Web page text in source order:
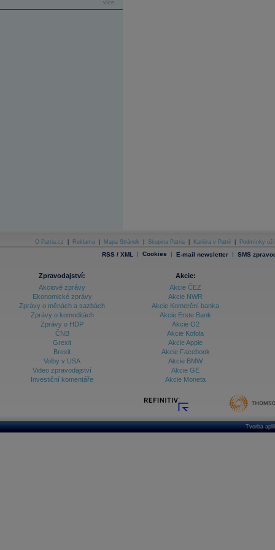
více...
O Patria.cz Reklama Mapa Stránek Skupina Patria Kariéra v Patrii Podmínky
RSS / XML | Cookies | E-mail newsletter | SMS
Zpravodajství:
Akciové zprávy
Ekonomické zprávy
Zprávy o měnách a sazbách
Zprávy o komoditách
Zprávy o HDP
ČNB
Grexit
Brexit
Volby v USA
Video zpravodajství
Investiční komentáře
Akcie:
Akcie ČEZ
Akcie NWR
Akcie Komerční banka
Akcie Erste Bank
Akcie O2
Akcie Kofola
Akcie Apple
Akcie Facebook
Akcie BMW
Akcie GE
Akcie Moneta
Tvorba